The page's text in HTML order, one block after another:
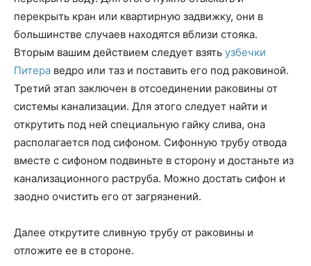
перекрыть кран или квартирную задвижку, они в
большинстве случаев находятся вблизи стояка.
Вторым вашим действием следует взять узбечки
Питера ведро или таз и поставить его под раковиной.
Третий этап заключен в отсоединении раковины от
системы канализации. Для этого следует найти и
открутить под ней специальную гайку слива, она
располагается под сифоном. Сифонную трубу отвода
вместе с сифоном подвиньте в сторону и достаньте из
канализационного раструба. Можно достать сифон и
заодно очистить его от загрязнений.
Далее открутите сливную трубу от раковины и
отложите ее в стороне.